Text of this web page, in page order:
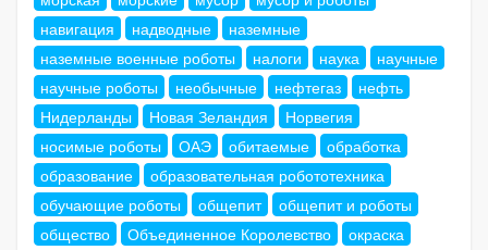
навигация
надводные
наземные
наземные военные роботы
налоги наука
научные
научные роботы
необычные нефтегаз
нефть
Нидерланды
Новая Зеландия
Норвегия
носимые роботы
ОАЭ обитаемые
обработка
образование
образовательная робототехника
обучающие роботы
общепит
общепит и роботы
общество
Объединенное Королевство
окраска